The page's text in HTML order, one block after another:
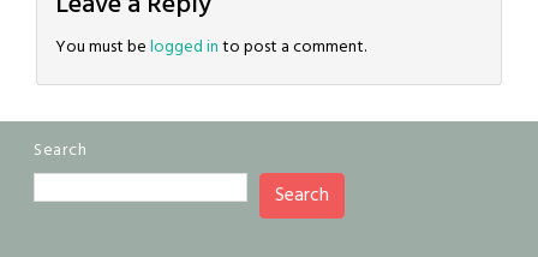
You must belogged into post a comment.
Search
Search